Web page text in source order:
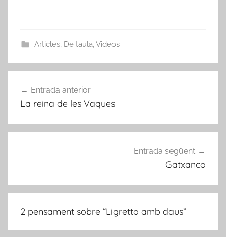
Articles, De taula,Videos
d'entrades
Entrada anterior
La reina de les Vaques
Entrada següent
Gatxanco
2 pensament sobre “Ligretto amb daus”